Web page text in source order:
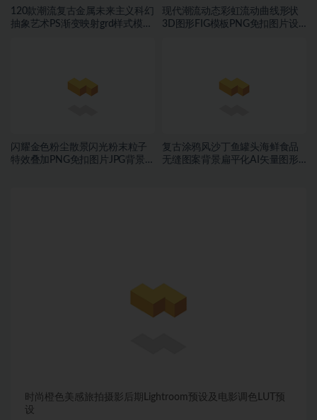
120款潮流复古金属未来主义科幻
抽象艺术PS渐变映射grd样式模板
现代潮流动态彩虹流动曲线形状
3D图形FIG模板PNG免扣图片设
闪耀金色粉尘散景闪光粉末粒子
特效叠加PNG免扣图片JPG背景素
复古涂鸦风沙丁鱼罐头海鲜食品
无缝图案背景扁平化AI矢量图形
时尚橙色美感旅拍摄影后期Lightroom预设及电影调色LUT预
设